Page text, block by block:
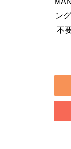
ン
不